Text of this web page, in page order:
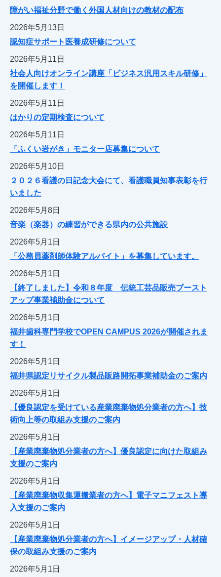
障がい福祉分野で働く外国人材向けの教材の配布
2026年5月13日
認知症サポート医養成研修について
2026年5月11日
社会人向けオンライン講座「ビジネス汎用スキル研修」
を開催します！
2026年5月11日
はかりの定期検査について
2026年5月11日
「ふくい岩がき」モニター店募集について
2026年5月10日
２０２６看護の日記念大会にて、看護職員知事表彰を行
いました
2026年5月8日
音楽（楽器）の練習ができる県内の公共施設
2026年5月1日
「公務員薬剤師体験アルバイト」を募集しています。
2026年5月1日
【終了しました】令和８年度 伝統工芸品販売ブースト
アップ事業補助金について
2026年5月1日
福井歯科専門学校でOPEN CAMPUS 2026が開催されま
す！
2026年5月1日
福井県認定リサイクル製品販路開拓事業補助金のご案内
2026年5月1日
【優良認定を受けている産業廃棄物処分業者の方へ】技
術向上等の取組み支援のご案内
2026年5月1日
【産業廃棄物処分業者の方へ】優良認定に向けた取組み
支援のご案内
2026年5月1日
【産業廃棄物収集運搬業者の方へ】電子マニフェスト導
入支援のご案内
2026年5月1日
【産業廃棄物処分業者の方へ】イメージアップ・人材確
保の取組み支援のご案内
2026年5月1日